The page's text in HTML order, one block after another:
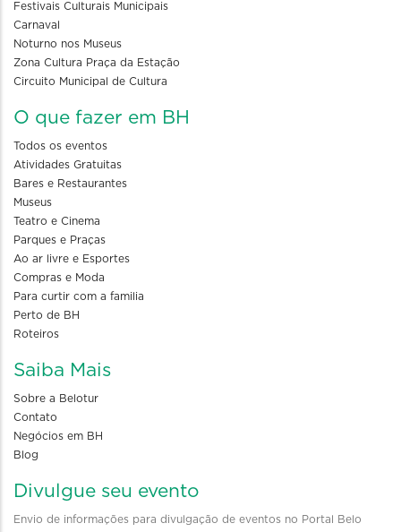
Festivais Culturais Municipais
Carnaval
Noturno nos Museus
Zona Cultura Praça da Estação
Circuito Municipal de Cultura
O que fazer em BH
Todos os eventos
Atividades Gratuitas
Bares e Restaurantes
Museus
Teatro e Cinema
Parques e Praças
Ao ar livre e Esportes
Compras e Moda
Para curtir com a familia
Perto de BH
Roteiros
Saiba Mais
Sobre a Belotur
Contato
Negócios em BH
Blog
Divulgue seu evento
Envio de informações para divulgação de eventos no Portal Belo